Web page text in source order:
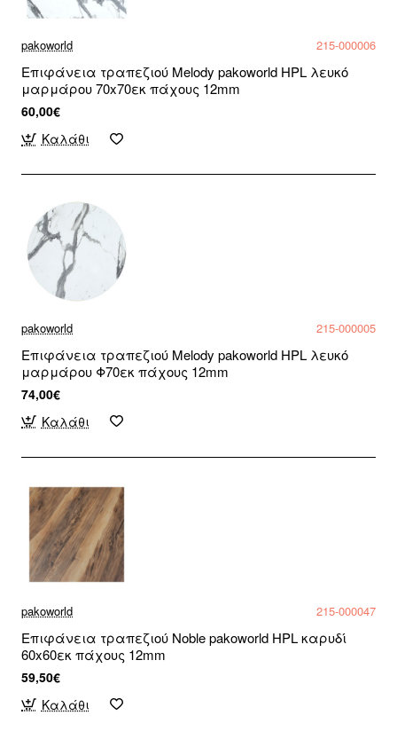
pakoworld 215-000006
Επιφάνεια τραπεζιού Melody pakoworld HPL λευκό
μαρμάρου 70x70εκ πάχους 12mm
60,00€
Καλάθι
pakoworld 215-000005
Επιφάνεια τραπεζιού Melody pakoworld HPL λευκό
μαρμάρου Φ70εκ πάχους 12mm
74,00€
Καλάθι
pakoworld 215-000047
Επιφάνεια τραπεζιού Noble pakoworld HPL καρυδί
60x60εκ πάχους 12mm
59,50€
Καλάθι